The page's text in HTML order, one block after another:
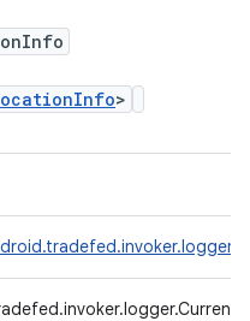
>